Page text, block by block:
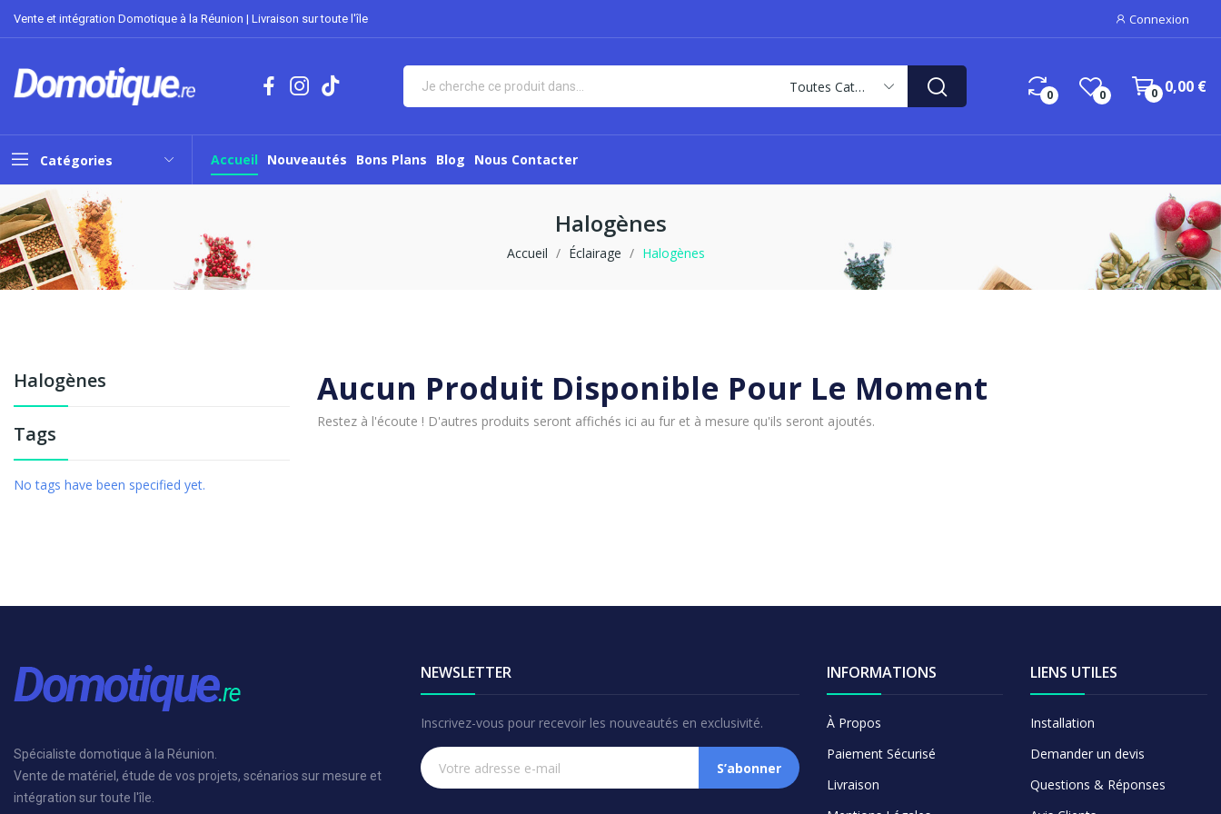
Vente et intégration Domotique à la Réunion | Livraison sur toute l'île Connexion
Toutes Catégories 0 0 0,00 €
0
Catégories Accueil Nouveautés Bons Plans Blog Nous Contacter
Halogènes
Accueil Éclairage Halogènes
Halogènes
Tags
No tags have been specified yet.
Aucun Produit Disponible Pour Le Moment
Restez à l'écoute ! D'autres produits seront affichés ici au fur et à mesure qu'ils seront ajoutés.
Spécialiste domotique à la Réunion.
Vente de matériel, étude de vos projets, scénarios sur mesure et
intégration sur toute l'île.
NEWSLETTER
Inscrivez-vous pour recevoir les nouveautés en exclusivité.
S’abonner
INFORMATIONS
À Propos
Paiement Sécurisé
Livraison
LIENS UTILES
Installation
Demander un devis
Questions & Réponses